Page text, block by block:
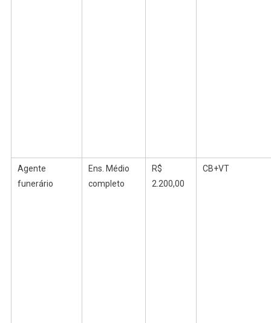
Agente
funerário
Ens. Médio
completo
R$
2.200,00
CB+VT